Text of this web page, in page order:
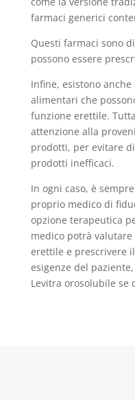
farmaci generici
Questi farmaci sono
possono essere
Infine, esistono
alimentari che
funzione erettile.
attenzione alla
prodotti, per evitare
prodotti inefficaci.
In ogni caso, è
proprio medico di
opzione terapeutica
medico potrà
erettile e prescrivere
esigenze del
Levitra orosolubile se